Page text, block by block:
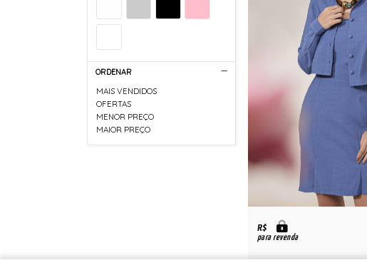
ORDENAR
MAIS VENDIDOS
OFERTAS
MENOR PREÇO
MAIOR PREÇO
R$
para revenda